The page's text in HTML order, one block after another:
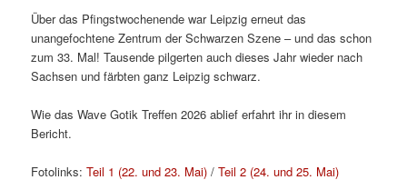
Über das Pfingstwochenende war Leipzig erneut das
unangefochtene Zentrum der Schwarzen Szene – und das schon
zum 33. Mal! Tausende pilgerten auch dieses Jahr wieder nach
Sachsen und färbten ganz Leipzig schwarz.
Wie das Wave Gotik Treffen 2026 ablief erfahrt ihr in diesem
Bericht.
Fotolinks:Teil 1 (22. und 23. Mai) /Teil 2 (24. und 25. Mai)